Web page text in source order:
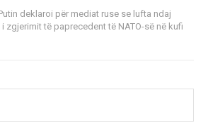
deklaroi për mediat ruse se lufta ndaj
zgjerimit të paprecedent të NATO-së në kufi